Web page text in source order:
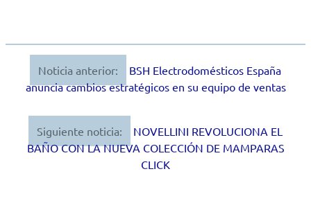
Navegación
entradas
Noticia anterior:
BSH Electrodomésticos España
anuncia cambios estratégicos en su equipo de ventas
Siguiente noticia:
NOVELLINI REVOLUCIONA EL
BAÑO CON LA NUEVA COLECCIÓN DE MAMPARAS
CLICK